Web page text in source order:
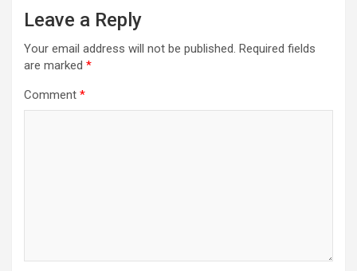
Leave a Reply
Your email address will not be published. Required fields
are marked *
Comment *